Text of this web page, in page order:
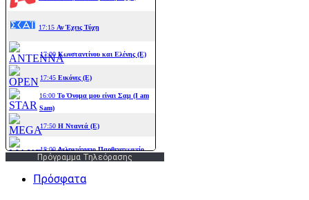
Πρόγραμμα Τηλεόρασης
Πρόσφατα